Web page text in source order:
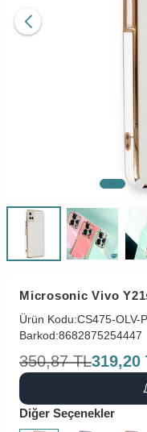
Microsonic Vivo
Ürün Kodu:CS475-OLV-
Barkod:8682875254447
350,87 TL319,20
Diğer Seçenekler